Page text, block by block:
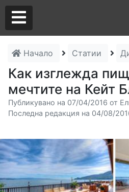
Начало Статии
Как изглежда
мечтите на Кейт
Публикувано на 07/04/2016 от
Последна редакция на 04/08/
Аз съм майстор
Търся майстор